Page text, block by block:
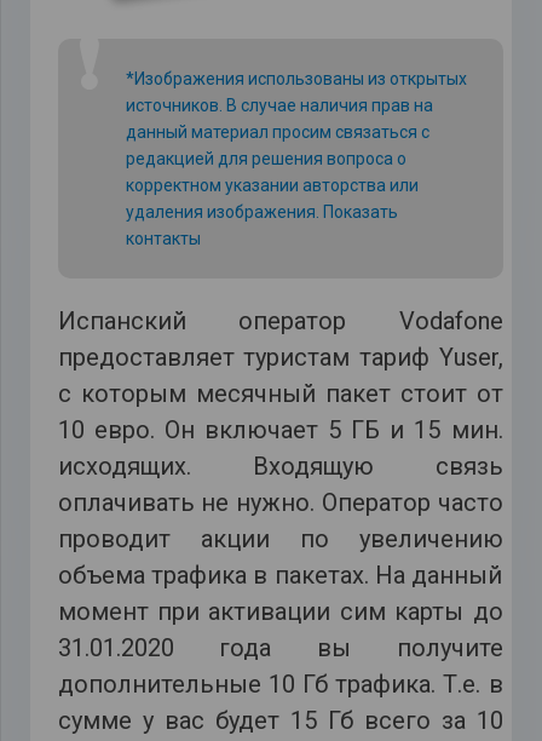
*Изображения использованы из открытых
источников. В случае наличия прав на
данный материал просим связаться с
редакцией для решения вопроса о
корректном указании авторства или
удаления изображения. Показать
контакты
Испанский оператор Vodafone
предоставляет туристам тариф Yuser,
с которым месячный пакет стоит от
10 евро. Он включает 5 ГБ и 15 мин.
исходящих. Входящую связь
оплачивать не нужно. Оператор часто
проводит акции по увеличению
объема трафика в пакетах. На данный
момент при активации сим карты до
31.01.2020 года вы получите
дополнительные 10 Гб трафика. Т.е. в
сумме у вас будет 15 Гб всего за 10